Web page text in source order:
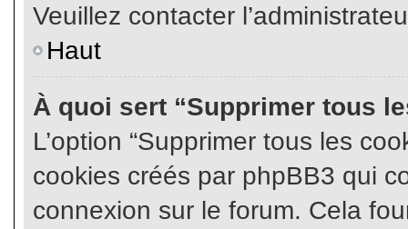
Veuillez contacter
Haut
À quoi sert “Supprimer tous
L’option “Supprimer tous les
cookies créés par phpBB3 qui
connexion sur le forum. Cela